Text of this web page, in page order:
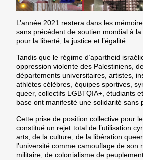
L’année 2021 restera dans les
sans précédent de soutien mondial à
pour la liberté, la justice et l’égalité.
Tandis que le régime d’apartheid
oppression violente des Palestiniens,
départements universitaires, artistes,
athlètes célèbres, équipes sportives,
queer, collectifs LGBTQIA+, étudiants
base ont manifesté une solidarité sans
Cette prise de position collective pour
constitué un rejet total de l’utilisation
arts, de la culture, de la libération
l’université comme camouflage de son
militaire, de colonialisme de